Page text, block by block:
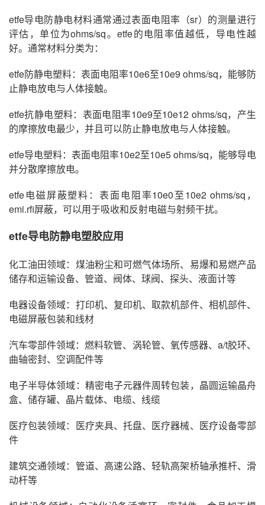
etfe导电防静电材料通常通过表面电阻率（sr）的测量进行
评估，单位为ohms/sq。etfe的电阻率值越低，导电性越
好。通常材料分类为：
etfe防静电塑料：表面电阻率10e6至10e9 ohms/sq，能够防
止静电放电与人体接触。
etfe抗静电塑料：表面电阻率10e9至10e12 ohms/sq，产生
的摩擦放电最少，并且可以防止静电放电与人体接触。
etfe导电塑料：表面电阻率10e2至10e5 ohms/sq，能够导电
并分散摩擦放电。
etfe电磁屏蔽塑料：表面电阻率10e0至10e2 ohms/sq，
emi.rfi屏蔽，可以用于吸收和反射电磁与射频干扰。
etfe导电防静电塑胶应用
化工油田领域：煤油粉尘和可燃气体场所、易爆和易燃产品
储存和运输设备、管道、阀体、球阀、探头、液面计等
电器设备领域：打印机、复印机、取款机部件、相机部件、
电磁屏蔽包装和线材
汽车零部件领域：燃料软管、涡轮管、氧传感器、a/t胶环、
曲轴密封、空调配件等
电子半导体领域：精密电子元器件周转包装，晶圆运输晶舟
盒、储存罐、晶片载体、电缆、线缆
医疗包装领域：医疗夹具、托盘、医疗器械、医疗设备零部
件
建筑交通领域：管道、高速公路、轻轨高架桥轴承推杆、滑
动杆等